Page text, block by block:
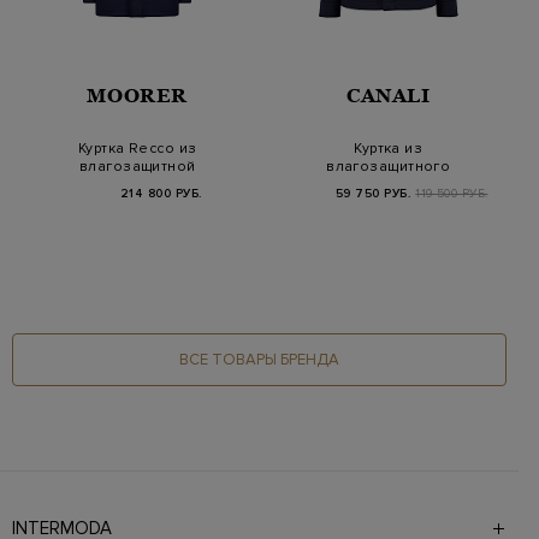
MOORER
Куртка Recco из
влагозащитной
капюшо…
214 800 РУБ.
CANALI
Куртка из
влагозащитного
накладными…
59 750 РУБ. 119 500 РУБ.
ВСЕ ТОВАРЫ БРЕНДА
INTERMODA